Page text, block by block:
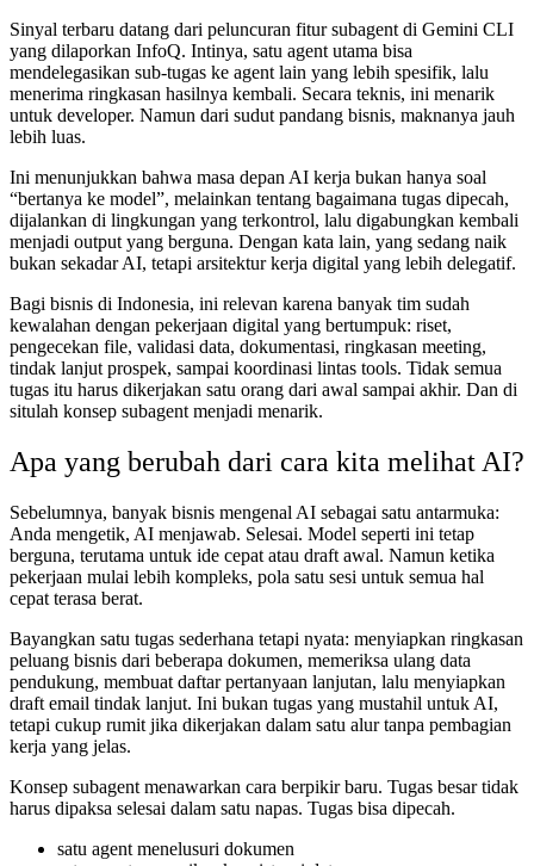
Sinyal terbaru datang dari peluncuran fitur subagent di Gemini CLI
yang dilaporkan InfoQ. Intinya, satu agent utama bisa
mendelegasikan sub-tugas ke agent lain yang lebih spesifik, lalu
menerima ringkasan hasilnya kembali. Secara teknis, ini menarik
untuk developer. Namun dari sudut pandang bisnis, maknanya jauh
lebih luas.
Ini menunjukkan bahwa masa depan AI kerja bukan hanya soal
“bertanya ke model”, melainkan tentang bagaimana tugas dipecah,
dijalankan di lingkungan yang terkontrol, lalu digabungkan kembali
menjadi output yang berguna. Dengan kata lain, yang sedang naik
bukan sekadar AI, tetapi arsitektur kerja digital yang lebih delegatif.
Bagi bisnis di Indonesia, ini relevan karena banyak tim sudah
kewalahan dengan pekerjaan digital yang bertumpuk: riset,
pengecekan file, validasi data, dokumentasi, ringkasan meeting,
tindak lanjut prospek, sampai koordinasi lintas tools. Tidak semua
tugas itu harus dikerjakan satu orang dari awal sampai akhir. Dan di
situlah konsep subagent menjadi menarik.
Apa yang berubah dari cara kita melihat AI?
Sebelumnya, banyak bisnis mengenal AI sebagai satu antarmuka:
Anda mengetik, AI menjawab. Selesai. Model seperti ini tetap
berguna, terutama untuk ide cepat atau draft awal. Namun ketika
pekerjaan mulai lebih kompleks, pola satu sesi untuk semua hal
cepat terasa berat.
Bayangkan satu tugas sederhana tetapi nyata: menyiapkan ringkasan
peluang bisnis dari beberapa dokumen, memeriksa ulang data
pendukung, membuat daftar pertanyaan lanjutan, lalu menyiapkan
draft email tindak lanjut. Ini bukan tugas yang mustahil untuk AI,
tetapi cukup rumit jika dikerjakan dalam satu alur tanpa pembagian
kerja yang jelas.
Konsep subagent menawarkan cara berpikir baru. Tugas besar tidak
harus dipaksa selesai dalam satu napas. Tugas bisa dipecah.
satu agent menelusuri dokumen